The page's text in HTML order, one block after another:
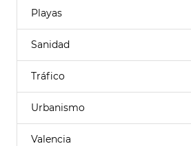
Playas
Sanidad
Tráfico
Urbanismo
Valencia